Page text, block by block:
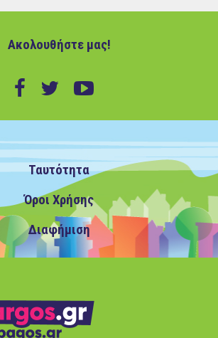
Ακολουθήστε μας!
Ταυτότητα
Όροι Χρήσης
Διαφήμιση